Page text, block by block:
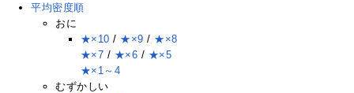
平均密度順
おに
★×10 / ★×9 / ★×8
★×7 / ★×6 / ★×5
★×1～4
むずかしい